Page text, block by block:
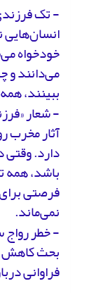
- تک
انسان‌هایی
خودخواه
می‌دانند و
ببینند،
- شعار
آثار مخرب
دارد. وقتی
باشد، همه
فرصتی
نمی‌ماند.
- خطر
بحث کاهش
فراوانی